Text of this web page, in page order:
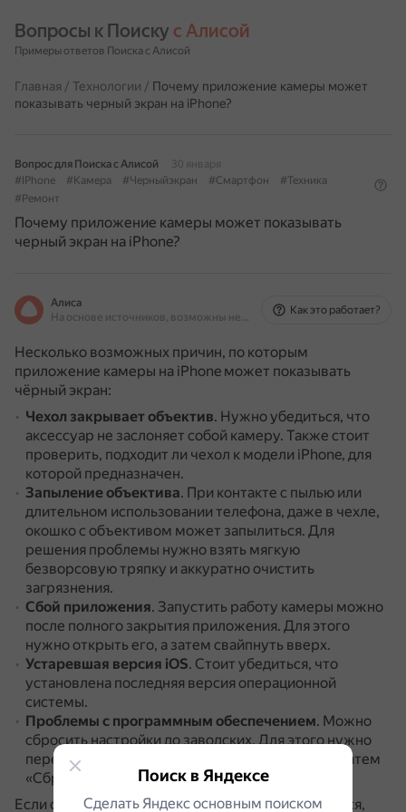
Вопросы к Поиску с Алисой
Примеры ответов Поиска с Алисой
Главная / Технологии / Почему приложение камеры может
показывать черный экран на iPhone?
Вопрос для Поиска с Алисой
30 января
#IPhone
#Камера #Черныйэкран #Смартфон
#Техника
#Ремонт
Почему приложение камеры может показывать
черный экран на iPhone?
Алиса
На основе источников, возможны неточности
Как это работает?
Несколько возможных причин, по которым
приложение камеры на iPhone может показывать
чёрный экран:
Чехол закрывает объектив. Нужно убедиться, что
аксессуар не заслоняет собой камеру. Также стоит
проверить, подходит ли чехол к модели iPhone, для
которой предназначен.
Запыление объектива. При контакте с пылью или
длительном использовании телефона, даже в чехле,
окошко с объективом может запылиться. Для
решения проблемы нужно взять мягкую
безворсовую тряпку и аккуратно очистить
загрязнения.
Сбой приложения. Запустить работу камеры можно
после полного закрытия приложения. Для этого
нужно открыть его, а затем свайпнуть вверх.
Устаревшая версия iOS. Стоит убедиться, что
установлена последняя версия операционной
системы.
Проблемы с программным обеспечением. Можно
сбросить настройки до заводских.Для этого нужно
перейти в «Настройки», выбрать «Основные», затем
«Сброс» и «Сбросить все настройки».
Если самостоятельно решить проблему не удаётся,
Поиск в Яндексе
Сделать Яндекс основным поиском